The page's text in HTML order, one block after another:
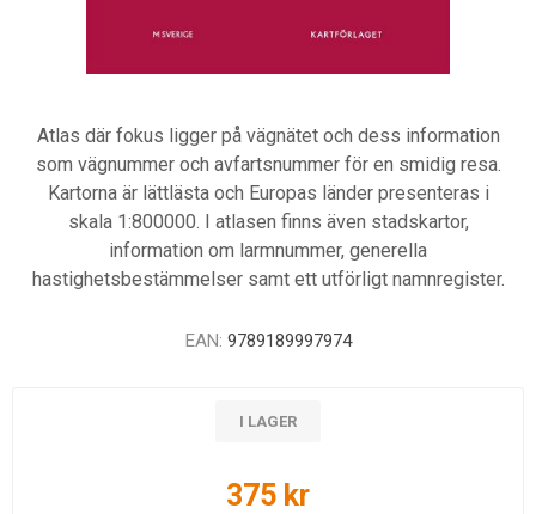
Atlas där fokus ligger på vägnätet och dess information
som vägnummer och avfartsnummer för en smidig resa.
Kartorna är lättlästa och Europas länder presenteras i
skala 1:800000. I atlasen finns även stadskartor,
information om larmnummer, generella
hastighetsbestämmelser samt ett utförligt namnregister.
EAN: 9789189997974
I LAGER
375 kr